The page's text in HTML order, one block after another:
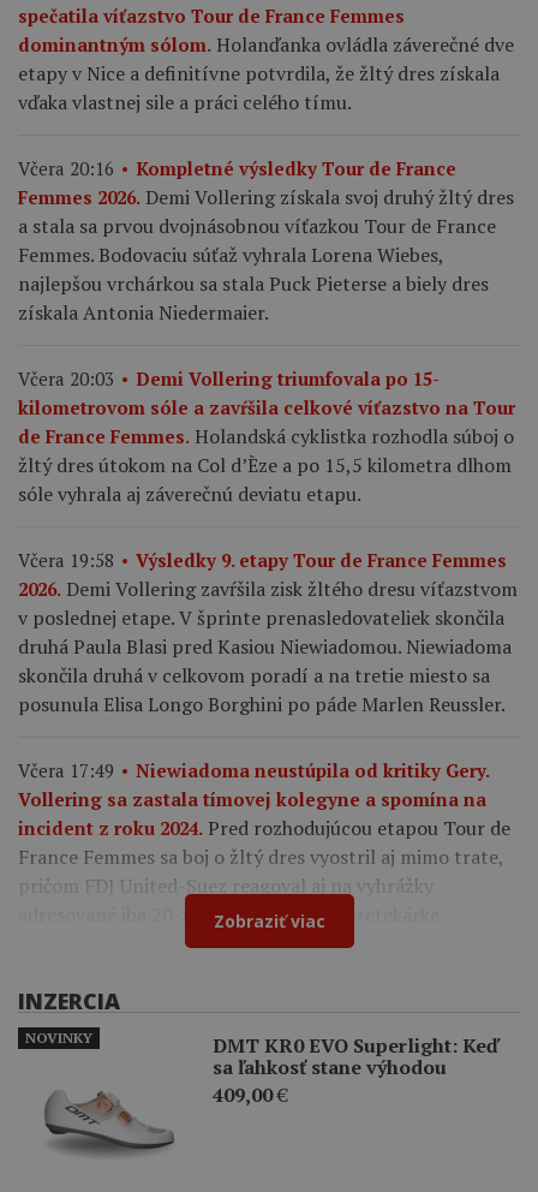
spečatila víťazstvo Tour de France Femmes
dominantným sólom. Holanďanka ovládla záverečné dve
etapy v Nice a definitívne potvrdila, že žltý dres získala
vďaka vlastnej sile a práci celého tímu.
Včera 20:16
Kompletné výsledky Tour de France
Femmes 2026. Demi Vollering získala svoj druhý žltý dres
a stala sa prvou dvojnásobnou víťazkou Tour de France
Femmes. Bodovaciu súťaž vyhrala Lorena Wiebes,
najlepšou vrchárkou sa stala Puck Pieterse a biely dres
získala Antonia Niedermaier.
Včera 20:03
Demi Vollering triumfovala po 15-
kilometrovom sóle a zavŕšila celkové víťazstvo na Tour
de France Femmes. Holandská cyklistka rozhodla súboj o
žltý dres útokom na Col d’Èze a po 15,5 kilometra dlhom
sóle vyhrala aj záverečnú deviatu etapu.
Včera 19:58
Výsledky 9. etapy Tour de France Femmes
2026. Demi Vollering zavŕšila zisk žltého dresu víťazstvom
v poslednej etape. V šprinte prenasledovateliek skončila
druhá Paula Blasi pred Kasiou Niewiadomou. Niewiadoma
skončila druhá v celkovom poradí a na tretie miesto sa
posunula Elisa Longo Borghini po páde Marlen Reussler.
Včera 17:49
Niewiadoma neustúpila od kritiky Gery.
Vollering sa zastala tímovej kolegyne a spomína na
incident z roku 2024. Pred rozhodujúcou etapou Tour de
France Femmes sa boj o žltý dres vyostril aj mimo trate,
pričom FDJ United-Suez reagoval aj na vyhrážky
adresované iba 20-ročnej francúzskej pretekárke.
Zobraziť viac
INZERCIA
DMT KR0 EVO Superlight: Keď
sa ľahkosť stane výhodou
409,00€
NOVINKY